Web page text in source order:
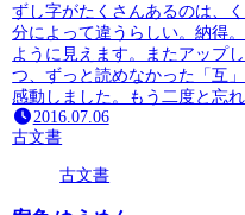
ずし字がたくさんあるのは、
分によって違うらしい。納得
ように見えます。またアップ
つ、ずっと読めなかった「互」
感動しました。もう二度と忘れ
2016.07.06
古文書
古文書